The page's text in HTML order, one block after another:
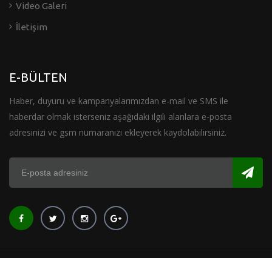
Video Galeri
İletişim
E-BÜLTEN
Haber, duyuru ve kampanyalarımızdan e-mail ve SMS ile
haberdar olmak isterseniz aşağıdaki ilgili alanlara e-posta
adresinizi ve gsm numaranızı ekleyerek kaydolabilirsiniz.